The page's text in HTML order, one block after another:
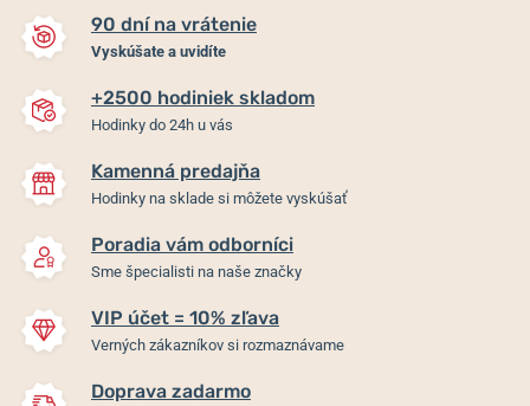
90 dní na vrátenie
Vyskúšate a uvidíte
+2500 hodiniek skladom
Hodinky do 24h u vás
Kamenná predajňa
Hodinky na sklade si môžete vyskúšať
Poradia vám odborníci
Sme špecialisti na naše značky
VIP účet = 10% zľava
Verných zákazníkov si rozmaznávame
Doprava zadarmo